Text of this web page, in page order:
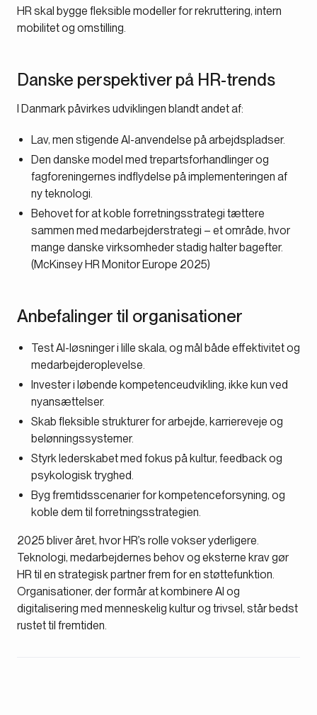
HR skal bygge fleksible modeller for rekruttering, intern
mobilitet og omstilling.
Danske perspektiver på HR-trends
I Danmark påvirkes udviklingen blandt andet af:
Lav, men stigende AI-anvendelse på arbejdspladser.
Den danske model med trepartsforhandlinger og
fagforeningernes indflydelse på implementeringen af
ny teknologi.
Behovet for at koble forretningsstrategi tættere
sammen med medarbejderstrategi – et område, hvor
mange danske virksomheder stadig halter bagefter.
(McKinsey HR Monitor Europe 2025)
Anbefalinger til organisationer
Test AI-løsninger i lille skala, og mål både effektivitet og
medarbejderoplevelse.
Invester i løbende kompetenceudvikling, ikke kun ved
nyansættelser.
Skab fleksible strukturer for arbejde, karriereveje og
belønningssystemer.
Styrk lederskabet med fokus på kultur, feedback og
psykologisk tryghed.
Byg fremtidsscenarier for kompetenceforsyning, og
koble dem til forretningsstrategien.
2025 bliver året, hvor HR’s rolle vokser yderligere.
Teknologi, medarbejdernes behov og eksterne krav gør
HR til en strategisk partner frem for en støttefunktion.
Organisationer, der formår at kombinere AI og
digitalisering med menneskelig kultur og trivsel, står bedst
rustet til fremtiden.